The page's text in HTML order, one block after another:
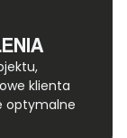
klienta
optymalne